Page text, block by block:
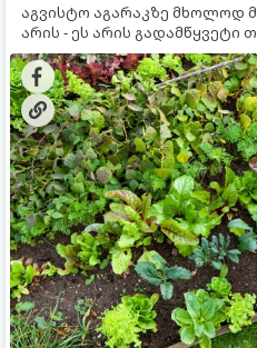
აგვისტო აგარაკზე მხოლოდ
არის - ეს არის გადამწყვეტი
ეყრება მომავალი წლის
შემოდგომა-ზამთრის
ნიადაგმა ენერგია
ზამთარს გაუძლონ,
მნიშვნელოვანი საქმის